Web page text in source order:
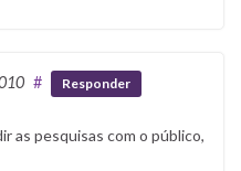
# Responder
as pesquisas com o público,